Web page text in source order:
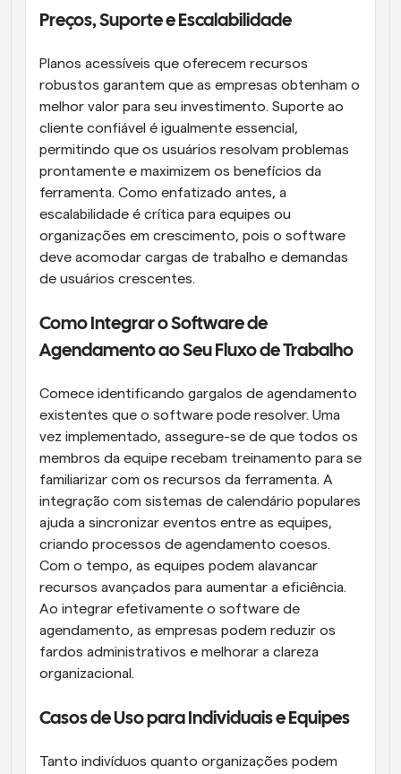
Preços, Suporte e Escalabilidade
Planos acessíveis que oferecem recursos
robustos garantem que as empresas obtenham o
melhor valor para seu investimento. Suporte ao
cliente confiável é igualmente essencial,
permitindo que os usuários resolvam problemas
prontamente e maximizem os benefícios da
ferramenta. Como enfatizado antes, a
escalabilidade é crítica para equipes ou
organizações em crescimento, pois o software
deve acomodar cargas de trabalho e demandas
de usuários crescentes.
Como Integrar o Software de
Agendamento ao Seu Fluxo de Trabalho
Comece identificando gargalos de agendamento
existentes que o software pode resolver. Uma
vez implementado, assegure-se de que todos os
membros da equipe recebam treinamento para se
familiarizar com os recursos da ferramenta. A
integração com sistemas de calendário populares
ajuda a sincronizar eventos entre as equipes,
criando processos de agendamento coesos.
Com o tempo, as equipes podem alavancar
recursos avançados para aumentar a eficiência.
Ao integrar efetivamente o software de
agendamento, as empresas podem reduzir os
fardos administrativos e melhorar a clareza
organizacional.
Casos de Uso para Individuais e Equipes
Tanto indivíduos quanto organizações podem